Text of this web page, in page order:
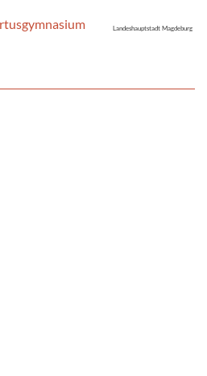
Landeshauptstadt Magdeburg